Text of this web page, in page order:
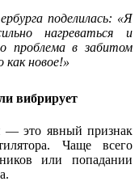
поделилась: «Я
нагреваться и
проблема в забитом
как новое!»
вибрирует
— это явный признак
Чаще всего
или попадании